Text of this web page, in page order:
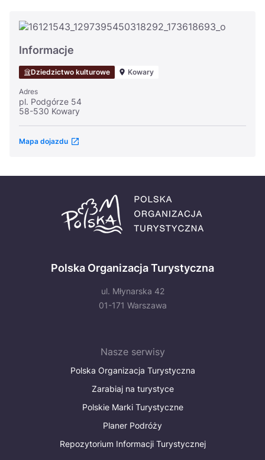
Informacje
Dziedzictwo kulturowe Kowary
Adres
pl. Podgórze 54
58-530 Kowary
Mapa dojazdu
Polska Organizacja Turystyczna
ul. Młynarska 42
01-171 Warszawa
Nasze serwisy
Polska Organizacja Turystyczna
Zarabiaj na turystyce
Polskie Marki Turystyczne
Planer Podróży
Repozytorium Informacji Turystycznej